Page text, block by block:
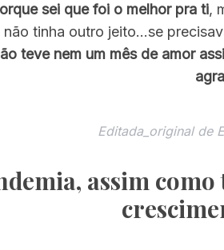
sei que foi o melhor pra ti,
não tinha outro jeito…se
teve nem um mês de amor
Editada_original de
assim